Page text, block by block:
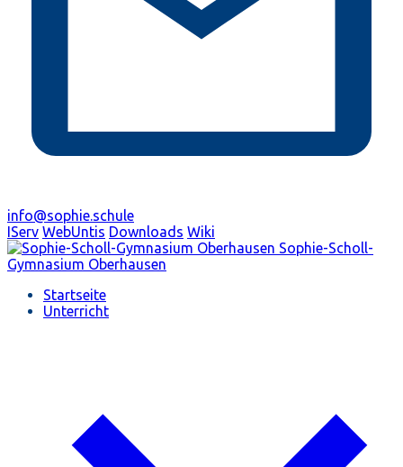
info@sophie.schule
IServ WebUntis Downloads Wiki
Sophie-Scholl-
Gymnasium Oberhausen
Startseite
Unterricht